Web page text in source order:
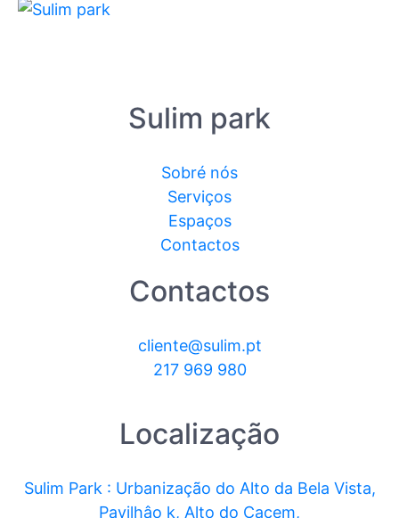
Sulim park
Sobré nós
Serviços
Espaços
Contactos
Contactos
cliente@sulim.pt
217 969 980
Localização
Sulim Park : Urbanização do Alto da Bela Vista,
Pavilhâo k, Alto do Cacem,